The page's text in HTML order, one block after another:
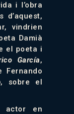
i l’obra
d’aquest,
vindrien
Damià
el poeta i
García,
Fernando
, sobre el
actor en